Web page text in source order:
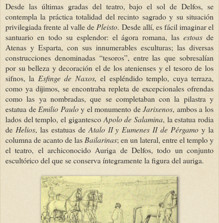
Desde las últimas gradas del teatro, bajo el sol de Delfos, se
contempla la práctica totalidad del recinto sagrado y su situación
privilegiada frente al valle de Pleisto. Desde allí, es fácil imaginar el
santuario en todo su esplendor: el ágora romana, lasestoas de
Atenas y Esparta, con sus innumerables esculturas; las diversas
construcciones denominadas “tesoros”, entre las que sobresalían
por su belleza y decoración el de los atenienses y el tesoro de los
sifnos, la Esfinge de Naxos, el espléndido templo, cuya terraza,
como ya dijimos, se encontraba repleta de excepcionales ofrendas
como las ya nombradas, que se completaban con la pilastra y
estatua de Emilio Pauloy el monumento deJarixenos, ambos a los
lados del templo, el gigantescoApolo de Salamina, la estatua rodia
de Helios, las estatuas de Atalo II y Eumenes II de Pérgamo y la
columna de acanto de las Bailarinas; en un lateral, entre el templo y
el teatro, el archiconocido Auriga de Delfos, todo un conjunto
escultórico del que se conserva íntegramente la figura del auriga.